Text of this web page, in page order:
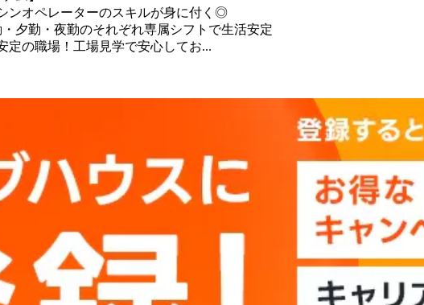
ンオペレーターのスキルが身に付く◎
・夕勤・夜勤のそれぞれ専属シフトで生活安定
定の職場！工場見学で安心してお...